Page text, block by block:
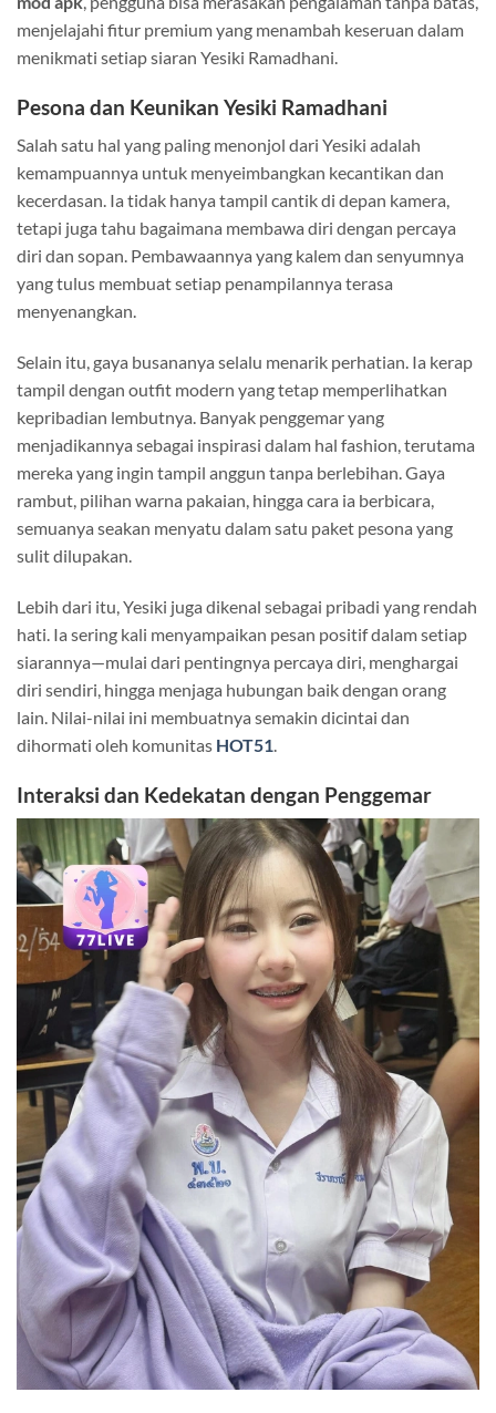
menjelajahi fitur premium yang menambah keseruan dalam
menikmati setiap siaran Yesiki Ramadhani.
Pesona dan Keunikan Yesiki Ramadhani
Salah satu hal yang paling menonjol dari Yesiki adalah
kemampuannya untuk menyeimbangkan kecantikan dan
kecerdasan. Ia tidak hanya tampil cantik di depan kamera,
tetapi juga tahu bagaimana membawa diri dengan percaya
diri dan sopan. Pembawaannya yang kalem dan senyumnya
yang tulus membuat setiap penampilannya terasa
menyenangkan.
Selain itu, gaya busananya selalu menarik perhatian. Ia kerap
tampil dengan outfit modern yang tetap memperlihatkan
kepribadian lembutnya. Banyak penggemar yang
menjadikannya sebagai inspirasi dalam hal fashion, terutama
mereka yang ingin tampil anggun tanpa berlebihan. Gaya
rambut, pilihan warna pakaian, hingga cara ia berbicara,
semuanya seakan menyatu dalam satu paket pesona yang
sulit dilupakan.
Lebih dari itu, Yesiki juga dikenal sebagai pribadi yang rendah
hati. Ia sering kali menyampaikan pesan positif dalam setiap
siarannya—mulai dari pentingnya percaya diri, menghargai
diri sendiri, hingga menjaga hubungan baik dengan orang
lain. Nilai-nilai ini membuatnya semakin dicintai dan
dihormati oleh komunitas HOT51.
Interaksi dan Kedekatan dengan Penggemar